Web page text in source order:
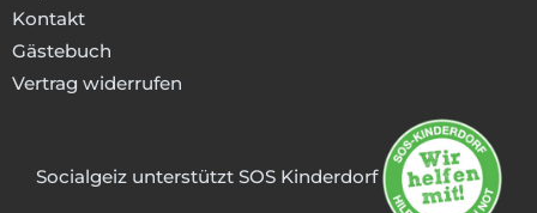
Kontakt
Gästebuch
Vertrag widerrufen
Socialgeiz unterstützt SOS Kinderdorf